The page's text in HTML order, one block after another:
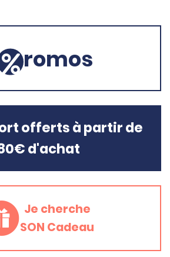
romos
offerts à partir de
d'achat
Je cherche
SON Cadeau